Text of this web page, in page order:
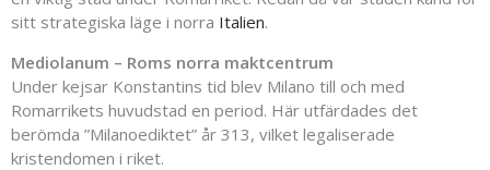
sitt strategiska läge i norra Italien.
Mediolanum – Roms norra maktcentrum
Under kejsar Konstantins tid blev Milano till och med
Romarrikets huvudstad en period. Här utfärdades det
berömda ”Milanoediktet” år 313, vilket legaliserade
kristendomen i riket.